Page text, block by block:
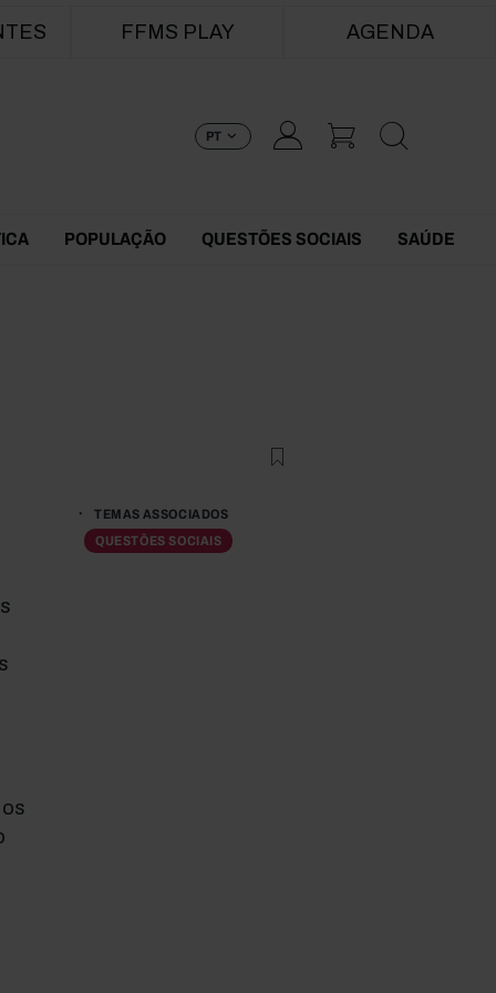
FFMS PLAY AGENDA
PT
POPULAÇÃO QUESTÕES SOCIAIS SAÚDE
TEMAS ASSOCIADOS
QUESTÕES SOCIAIS